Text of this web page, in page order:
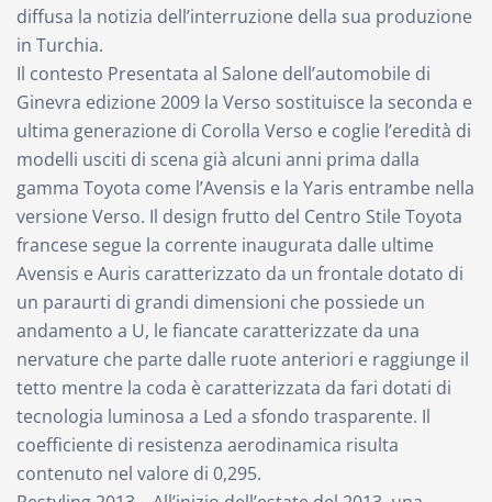
diffusa la notizia dell’interruzione della sua produzione
in Turchia.
Il contesto Presentata al Salone dell’automobile di
Ginevra edizione 2009 la Verso sostituisce la seconda e
ultima generazione di Corolla Verso e coglie l’eredità di
modelli usciti di scena già alcuni anni prima dalla
gamma Toyota come l’Avensis e la Yaris entrambe nella
versione Verso. Il design frutto del Centro Stile Toyota
francese segue la corrente inaugurata dalle ultime
Avensis e Auris caratterizzato da un frontale dotato di
un paraurti di grandi dimensioni che possiede un
andamento a U, le fiancate caratterizzate da una
nervature che parte dalle ruote anteriori e raggiunge il
tetto mentre la coda è caratterizzata da fari dotati di
tecnologia luminosa a Led a sfondo trasparente. Il
coefficiente di resistenza aerodinamica risulta
contenuto nel valore di 0,295.